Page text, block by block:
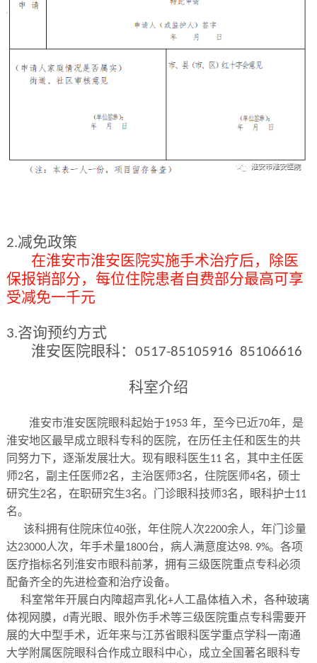
2.减免政策
在淮安市淮安医院实施手术治疗后，除医
保报销部分，每位住院患者自费部分最高可享
受减免一千元
3.咨询预约方式
淮安医院眼科： 0517-85105916 85106616
科室介绍
淮安市淮安医院眼科起始于1953 年，至今已近70年，是
淮安地区最早成立眼科专科的医院，在历任主任和医生的共
同努力下，逐渐发展壮大。现有眼科医生11 名，其中主任医
师2名，副主任医师2名，主治医师3名，住院医师4名，硕士
研究生2名，在职研究生3名。门诊眼科技师3名，眼科护士11
名。
该科拥有住院床位40张，年住院人次2200余人，年门诊量
达23000人次，年手术量1800台，病人满意度达98. 9%。各项
医疗指标名列淮安市眼科前茅，拥有三级医院重点专科必须
配备齐全的先进检查和治疗设备。
科室常年开展白内障超声乳化+人工晶体植入术，各种玻璃
体视网膜， d青光眼、眼外伤手术等三级医院重点专科需要开
展的大中型手术，近年来与江苏省眼科医学重点学科一南通
大学附属医院眼科合作成立眼科中心，成立全国著名眼科专